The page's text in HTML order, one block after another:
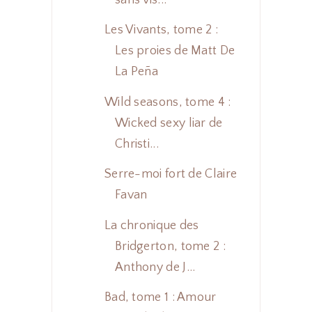
Les Vivants, tome 2 :
Les proies de Matt De
La Peña
Wild seasons, tome 4 :
Wicked sexy liar de
Christi...
Serre-moi fort de Claire
Favan
La chronique des
Bridgerton, tome 2 :
Anthony de J...
Bad, tome 1 : Amour